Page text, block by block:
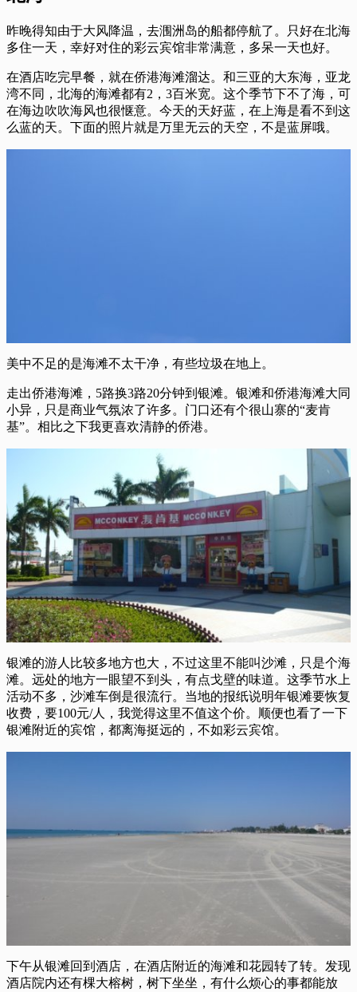
昨晚得知由于大风降温，去涠洲岛的船都停航了。只好在北海
多住一天，幸好对住的彩云宾馆非常满意，多呆一天也好。
在酒店吃完早餐，就在侨港海滩溜达。和三亚的大东海，亚龙
湾不同，北海的海滩都有2，3百米宽。这个季节下不了海，可
在海边吹吹海风也很惬意。今天的天好蓝，在上海是看不到这
么蓝的天。下面的照片就是万里无云的天空，不是蓝屏哦。
美中不足的是海滩不太干净，有些垃圾在地上。
走出侨港海滩，5路换3路20分钟到银滩。银滩和侨港海滩大同
小异，只是商业气氛浓了许多。门口还有个很山寨的“麦肯
基”。相比之下我更喜欢清静的侨港。
银滩的游人比较多地方也大，不过这里不能叫沙滩，只是个海
滩。远处的地方一眼望不到头，有点戈壁的味道。这季节水上
活动不多，沙滩车倒是很流行。当地的报纸说明年银滩要恢复
收费，要100元/人，我觉得这里不值这个价。顺便也看了一下
银滩附近的宾馆，都离海挺远的，不如彩云宾馆。
下午从银滩回到酒店，在酒店附近的海滩和花园转了转。发现
酒店院内还有棵大榕树，树下坐坐，有什么烦心的事都能放